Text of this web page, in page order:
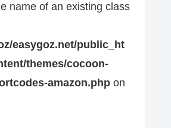
name of an existing class
easygoz.net/public_ht
themes/cocoon-
amazon.php on